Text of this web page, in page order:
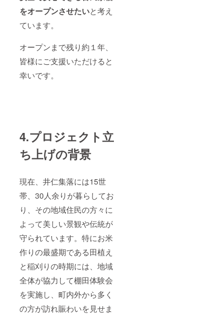
をオープンさせたいと考え
ています。
オープンまで残り約１年、
皆様にご支援いただけると
幸いです。
4.プロジェクト立
ち上げの背景
現在、井仁集落には15世
帯、30人余りが暮らしてお
り、その地域住民の方々に
よって美しい景観や伝統が
守られています。特にお米
作りの最盛期である田植え
と稲刈りの時期には、地域
全体が協力して棚田体験会
を実施し、町内外から多く
の方が訪れ賑わいを見せま